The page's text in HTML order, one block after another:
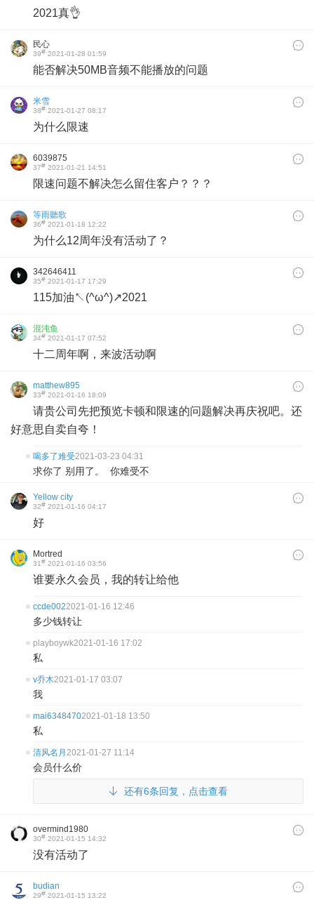
2021真👌
民心
39# 2021-01-28 01:59
能否解决50MB音频不能播放的问题
米雪
38# 2021-01-27 08:17
为什么限速
6039875
37# 2021-01-21 14:51
限速问题不解决怎么留住客户？？？
等雨聽歌
36# 2021-01-18 12:22
为什么12周年没有活动了？
342646411
35# 2021-01-17 17:29
115加油↖(^ω^)↗2021
混沌鱼
34# 2021-01-17 07:52
十二周年啊，来波活动啊
matthew895
33# 2021-01-16 18:09
请贵公司先把预览卡顿和限速的问题解决再庆祝吧。还
好意思自卖自夸！
喝多了难受2021-03-23 04:31
求你了 别用了。 你难受不
Yellow city
32# 2021-01-16 04:17
好
Mortred
31# 2021-01-16 03:56
谁要永久会员，我的转让给他
ccde0022021-01-16 12:46
多少钱转让
playboywk2021-01-16 17:02
私
v乔木2021-01-17 03:07
我
mai63484702021-01-18 13:50
私
清风名月 2021-01-27 11:14
会员什么价
还有6条回复，点击查看
overmind1980
30# 2021-01-15 14:32
没有活动了
budian
29# 2021-01-15 13:22